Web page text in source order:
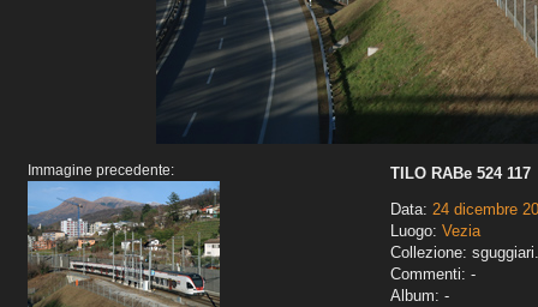
Immagine precedente:
TILO RABe 524 117
Data: 24 dicembre
Luogo: Vezia
Collezione:
Commenti: -
Album: -